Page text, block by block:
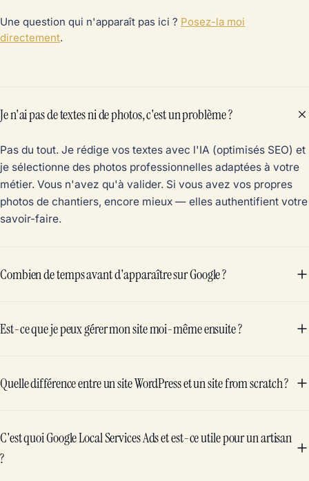
Une question qui n'apparaît pas ici ? Posez-la moi
directement.
Je n'ai pas de textes ni de photos, c'est un problème ?
Pas du tout. Je rédige vos textes avec l'IA (optimisés SEO) et
je sélectionne des photos professionnelles adaptées à votre
métier. Vous n'avez qu'à valider. Si vous avez vos propres
photos de chantiers, encore mieux — elles authentifient votre
savoir-faire.
Combien de temps avant d'apparaître sur Google ?
Est-ce que je peux gérer mon site moi-même ensuite ?
Quelle différence entre un site WordPress et un site from scratch ?
C'est quoi Google Local Services Ads et est-ce utile pour un artisan
?